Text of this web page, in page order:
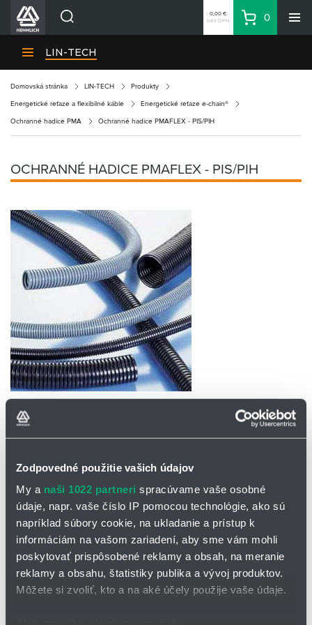
Zodpovedné použitie vašich údajov
My a naši 1022 partneri spracúvame vaše osobné
údaje, napr. vaše číslo IP pomocou technológie, ako sú
napríklad súbory cookie, na ukladanie a prístup k
informáciám na vašom zariadení, aby sme vám mohli
poskytovať prispôsobené reklamy a obsah, na meranie
reklamy a obsahu, štatistiky publika a vývoj produktov.
Môžete si zvoliť, kto a na aké účely použije vaše údaje.
Divízie HENNLICH
Kariéra
Kontakty
Priemyselný park HENNLICH
Prihlásenie
Nákupný zoznam
Partner Zone
0,00 €
bez DPH
Košík
0
LIN-TECH
Domovská stránka LIN-TECH Produkty
Energetické reťaze a flexibilné káble Energetické reťaze e-chain®
Ochranné hadice PMA Ochranné hadice PMAFLEX - PIS/PIH
OCHRANNÉ HADICE PMAFLEX - PIS/PIH
OPÝTAŤ SA / ODOSLAŤ DOPYT
PMAFLEX PIS/PIH: vysoko ohybné, stredne
vlnité ochranné hadice
I-PIS/PIH - doporučujeme pre vysoko flexibilné aplikácie
tieto hadice sú primárne určené pre automatizované aplikácie a
pre pohyblivé spoje pohyblivých prvkov vo všeobecnej
konštrukcii strojov
jedinečné materiálové vlastnosti hadíc ich predurčujú pre